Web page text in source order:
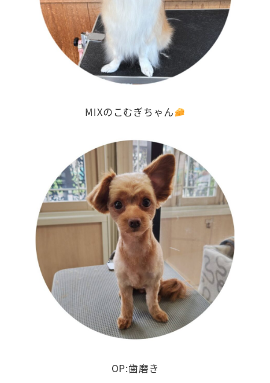
MIXのこむぎちゃん
OP:歯磨き